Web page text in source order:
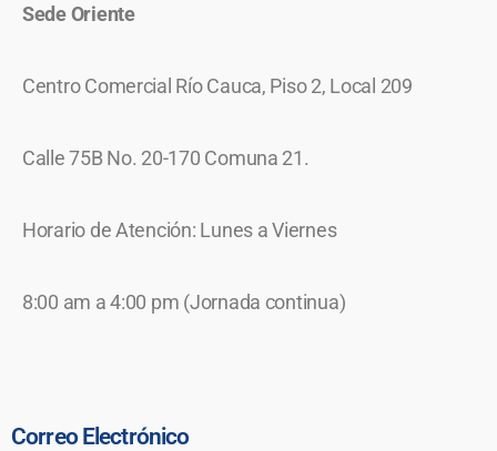
Sede Oriente
Centro Comercial Río Cauca, Piso 2, Local 209
Calle 75B No. 20-170 Comuna 21.
Horario de Atención: Lunes a Viernes
8:00 am a 4:00 pm (Jornada continua)
Correo Electrónico